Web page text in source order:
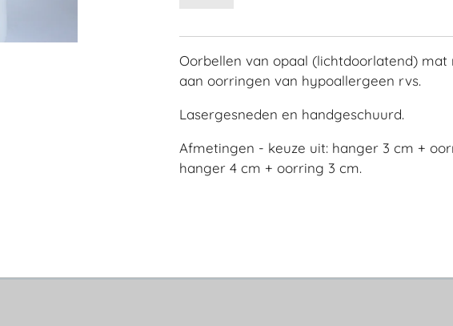
Oorbellen van opaal (lichtdoorlatend) mat
aan oorringen van hypoallergeen rvs.
Lasergesneden en handgeschuurd.
Afmetingen - keuze uit: hanger 3 cm +
hanger 4 cm + oorring 3 cm.